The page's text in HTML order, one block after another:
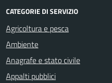
CATEGORIE DI SERVIZIO
Agricoltura e pesca
Ambiente
Anagrafe e stato civile
Appalti pubblici